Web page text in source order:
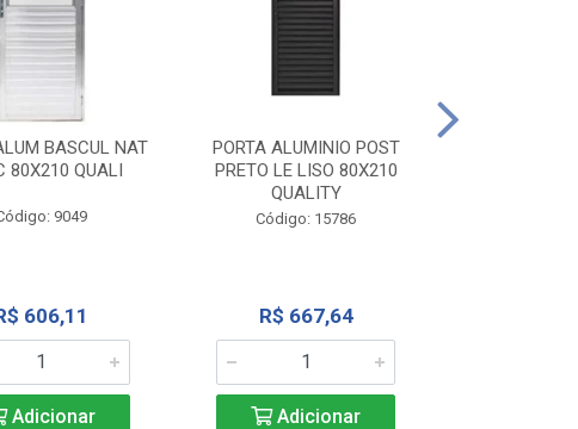
BASCUL NAT
80X210 QUALI
9049
606,11
Adicionar
PORTA ALUMINIO POST
PRETO LE LISO 80X210
QUALITY
Código: 15786
R$ 667,64
Adicionar